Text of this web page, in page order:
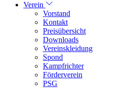
Verein
Vorstand
Kontakt
Preisübersicht
Downloads
Vereinskleidung
Spond
Kampfrichter
Förderverein
PSG